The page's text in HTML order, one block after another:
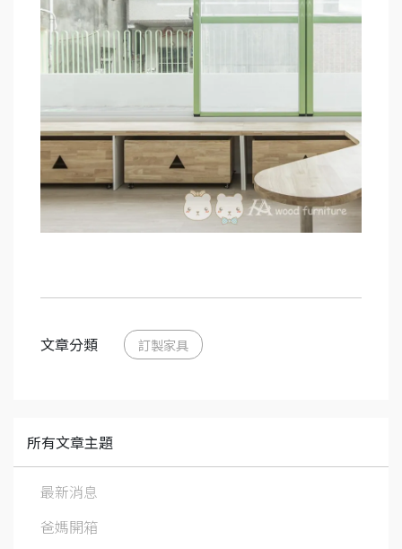
文章分類 訂製家具
所有文章主題
最新消息
爸媽開箱